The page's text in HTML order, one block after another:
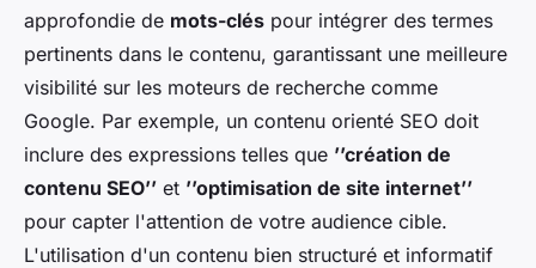
approfondie de mots-clés pour intégrer des termes
pertinents dans le contenu, garantissant une meilleure
visibilité sur les moteurs de recherche comme
Google. Par exemple, un contenu orienté SEO doit
inclure des expressions telles que ’’création de
contenu SEO’’ et ’’optimisation de site internet’’
pour capter l'attention de votre audience cible.
L'utilisation d'un contenu bien structuré et informatif